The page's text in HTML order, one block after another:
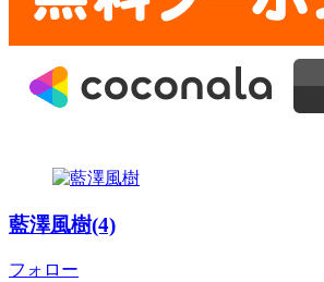
藍澤風樹(4)
フォロー